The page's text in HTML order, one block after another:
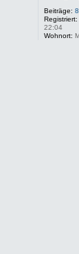
Beiträge: 8
Registriert:
22:04
Wohnort: